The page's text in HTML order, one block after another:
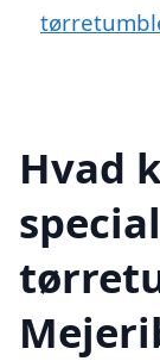
Hvad